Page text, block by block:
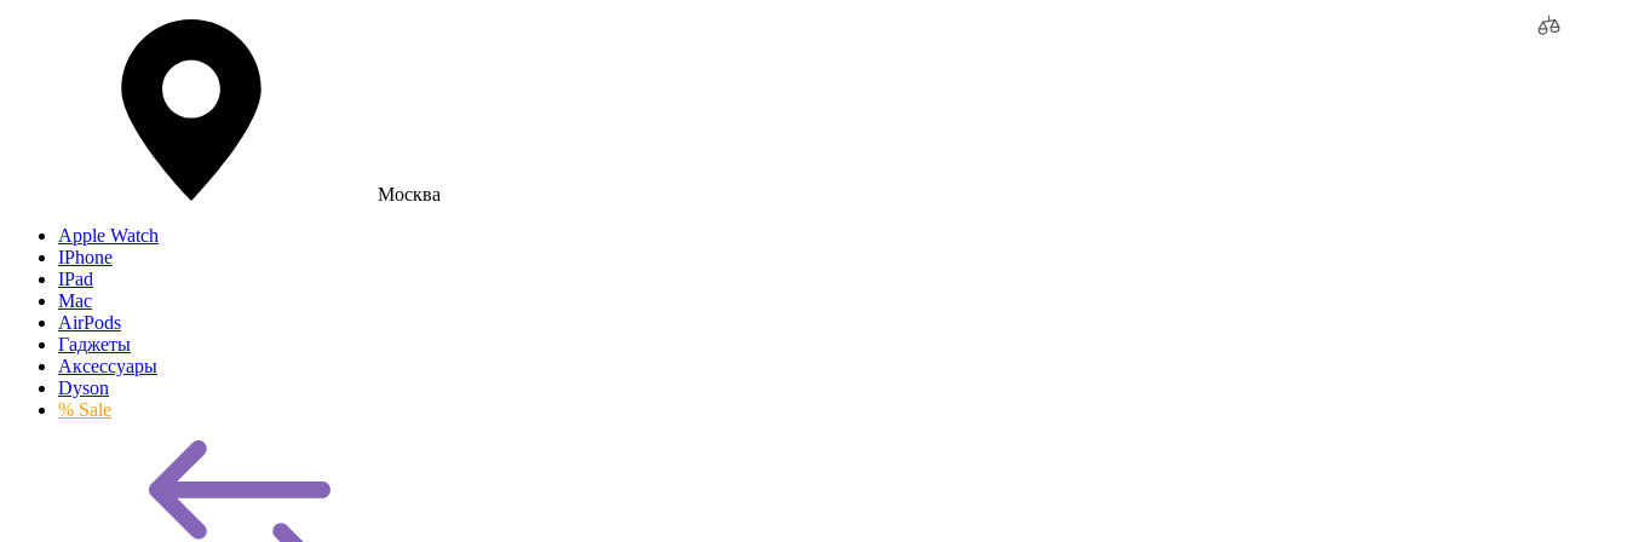
Москва
Apple Watch
IPhone
IPad
Mac
AirPods
Гаджеты
Аксессуары
Dyson
% Sale